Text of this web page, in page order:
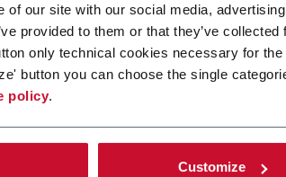
of our site with our social media,
provided to them or that they’ve
only technical cookies necessary for
button you can choose the single
policy.
Customize
i diritti della nostra Azienda nonché gli
tutti i mezzi legali a disposizione per
di imitazione.
sleali possano proporre macchinari